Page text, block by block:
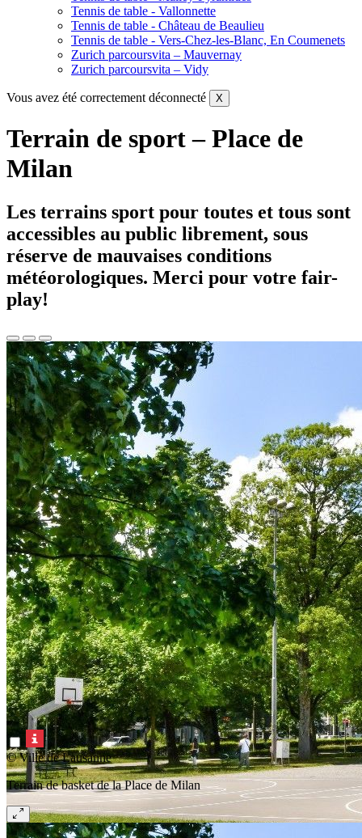
Tennis de table - Vallonnette
Tennis de table - Château de Beaulieu
Tennis de table - Vers-Chez-les-Blanc, En Coumenets
Zurich parcoursvita – Mauvernay
Zurich parcoursvita – Vidy
Vous avez été correctement déconnecté X
Terrain de sport – Place de
Milan
Les terrains sport pour toutes et tous sont
accessibles au public librement, sous
réserve de mauvaises conditions
météorologiques. Merci pour votre fair-
play!
© Ville de Lausanne
Terrain de basket de la Place de Milan